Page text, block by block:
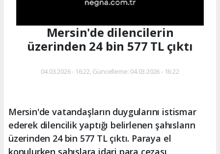
Mersin'de dilencilerin
üzerinden 24 bin 577 TL çıktı
04.03.2026 - 16:22, Güncelleme: 04.03.2026 - 16:22
Mersin'de vatandaşların duygularını istismar
ederek dilencilik yaptığı belirlenen şahısların
üzerinden 24 bin 577 TL çıktı. Paraya el
konulurken şahıslara idari para cezası